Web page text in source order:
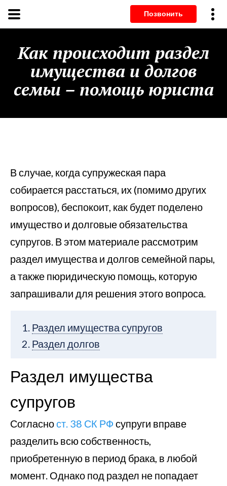
Как происходит раздел
имущества и долгов
семьи – помощь юриста
В случае, когда супружеская пара
собирается расстаться, их (помимо других
вопросов), беспокоит, как будет поделено
имущество и долговые обязательства
супругов. В этом материале рассмотрим
раздел имущества и долгов семейной пары,
а также пюридическую помощь, которую
запрашивали для решения этого вопроса.
Раздел имущества супругов
Раздел долгов
Раздел имущества
супругов
Согласност. 38 СК РФ супруги вправе
разделить всю собственность,
приобретенную в период брака, в любой
момент. Однако под раздел не попадает